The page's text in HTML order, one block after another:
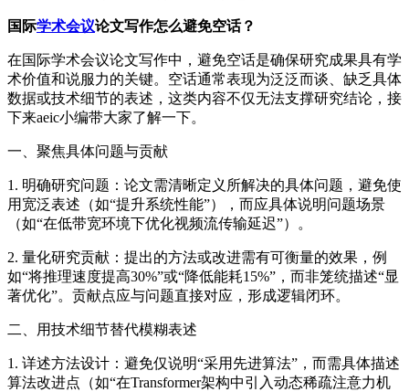
国际学术会议论文写作怎么避免空话？
在国际学术会议论文写作中，避免空话是确保研究成果具有学
术价值和说服力的关键。空话通常表现为泛泛而谈、缺乏具体
数据或技术细节的表述，这类内容不仅无法支撑研究结论，接
下来aeic小编带大家了解一下。
一、聚焦具体问题与贡献
1. 明确研究问题：论文需清晰定义所解决的具体问题，避免使
用宽泛表述（如“提升系统性能”），而应具体说明问题场景
（如“在低带宽环境下优化视频流传输延迟”）。
2. 量化研究贡献：提出的方法或改进需有可衡量的效果，例
如“将推理速度提高30%”或“降低能耗15%”，而非笼统描述“显
著优化”。贡献点应与问题直接对应，形成逻辑闭环。
二、用技术细节替代模糊表述
1. 详述方法设计：避免仅说明“采用先进算法”，而需具体描述
算法改进点（如“在Transformer架构中引入动态稀疏注意力机